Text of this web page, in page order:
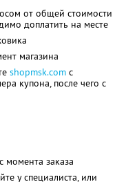
от общей стоимости
доплатить на месте
магазина
shopmsk.com с
купона, после чего с
момента заказа
у специалиста, или